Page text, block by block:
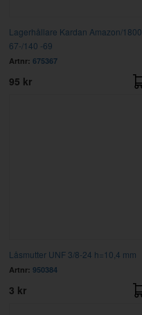
Lagerhållare Kardan Amazon/1800
67-/140 -69
Artnr: 675367
95 kr
Låsmutter UNF 3/8-24 h=10,4 mm
Artnr: 950384
3 kr